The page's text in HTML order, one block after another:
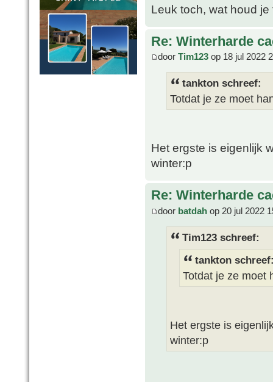
Leuk toch, wat houd je
Re: Winterharde
door Tim123 op 18 jul 2022
tankton schreef:
Totdat je ze moet
Het ergste is eigenlijk
winter:p
Re: Winterharde
door batdah op 20 jul 2022
Tim123 schreef:
tankton
Totdat je ze moet
Het ergste is
winter:p